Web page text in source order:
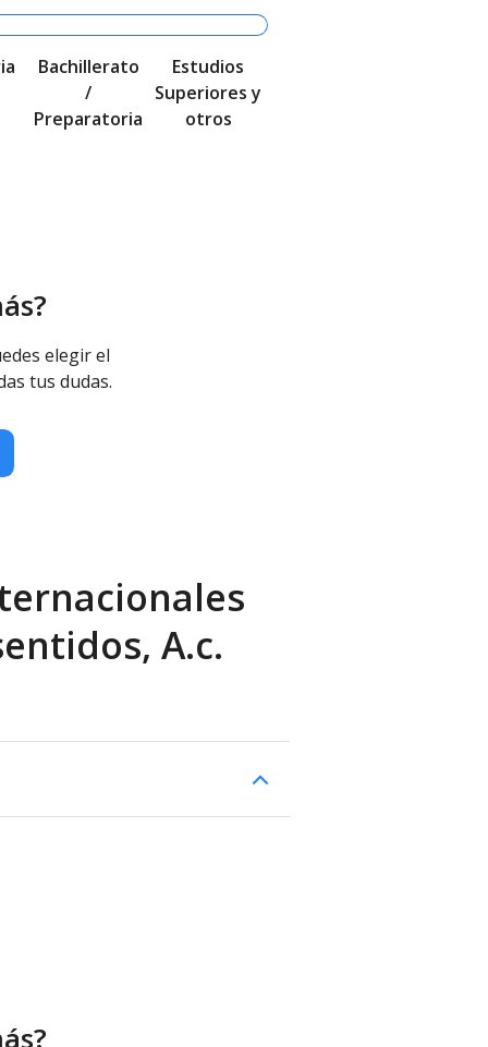
Bachillerato
/
Preparatoria
Estudios
Superiores y
otros
elegir el
tus dudas.
A.c.